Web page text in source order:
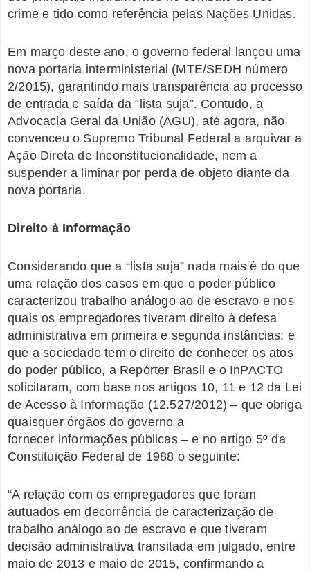
crime e tido como referência pelas Nações Unidas.
Em março deste ano, o governo federal lançou uma
nova portaria interministerial (MTE/SEDH número
2/2015), garantindo mais transparência ao processo
de entrada e saída da “lista suja”. Contudo, a
Advocacia Geral da União (AGU), até agora, não
convenceu o Supremo Tribunal Federal a arquivar a
Ação Direta de Inconstitucionalidade, nem a
suspender a liminar por perda de objeto diante da
nova portaria.
Direito à Informação
Considerando que a “lista suja” nada mais é do que
uma relação dos casos em que o poder público
caracterizou trabalho análogo ao de escravo e nos
quais os empregadores tiveram direito à defesa
administrativa em primeira e segunda instâncias; e
que a sociedade tem o direito de conhecer os atos
do poder público, a Repórter Brasil e o InPACTO
solicitaram, com base nos artigos 10, 11 e 12 da Lei
de Acesso à Informação (12.527/2012) – que obriga
quaisquer órgãos do governo a
fornecer informações públicas – e no artigo 5º da
Constituição Federal de 1988 o seguinte:
“A relação com os empregadores que foram
autuados em decorrência de caracterização de
trabalho análogo ao de escravo e que tiveram
decisão administrativa transitada em julgado, entre
maio de 2013 e maio de 2015, confirmando a